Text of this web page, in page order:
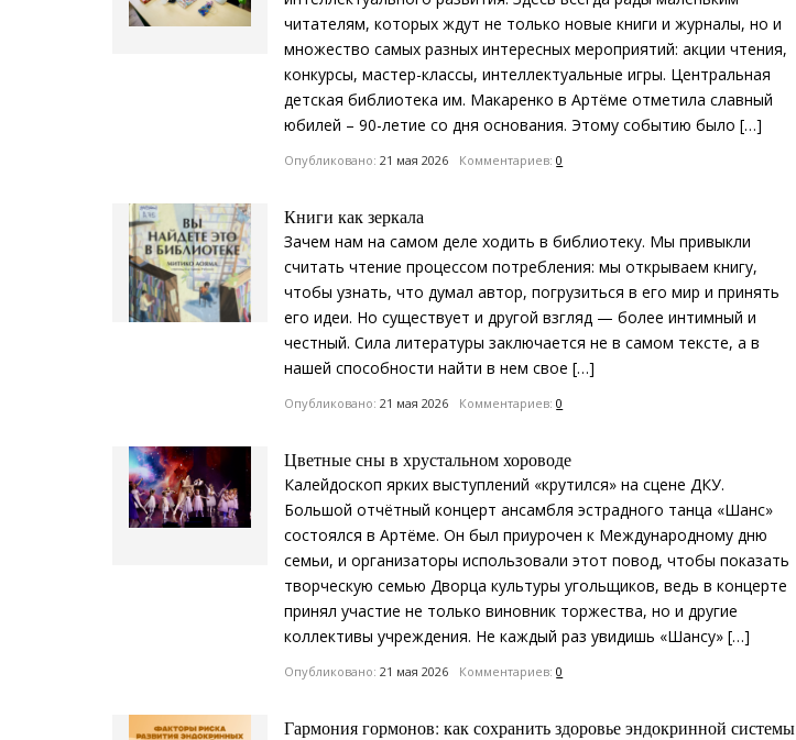
читателям, которых ждут не только новые книги и журналы, но и
множество самых разных интересных мероприятий: акции чтения,
конкурсы, мастер-классы, интеллектуальные игры. Центральная
детская библиотека им. Макаренко в Артёме отметила славный
юбилей – 90-летие со дня основания. Этому событию было […]
Опубликовано:21 мая 2026 Комментариев:0
Книги как зеркала
Зачем нам на самом деле ходить в библиотеку. Мы привыкли
считать чтение процессом потребления: мы открываем книгу,
чтобы узнать, что думал автор, погрузиться в его мир и принять
его идеи. Но существует и другой взгляд — более интимный и
честный. Сила литературы заключается не в самом тексте, а в
нашей способности найти в нем свое […]
Опубликовано:21 мая 2026 Комментариев:0
Цветные сны в хрустальном хороводе
Калейдоскоп ярких выступлений «крутился» на сцене ДКУ.
Большой отчётный концерт ансамбля эстрадного танца «Шанс»
состоялся в Артёме. Он был приурочен к Международному дню
семьи, и организаторы использовали этот повод, чтобы показать
творческую семью Дворца культуры угольщиков, ведь в концерте
принял участие не только виновник торжества, но и другие
коллективы учреждения. Не каждый раз увидишь «Шансу» […]
Опубликовано:21 мая 2026 Комментариев:0
Гармония гормонов: как сохранить здоровье эндокринной системы